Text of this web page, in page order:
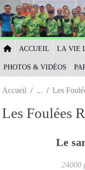
ACCUEIL LA VIE
PHOTOS & VIDÉOS
Accueil Les
Les Foulées
Le
24000
Panneau de gestion des